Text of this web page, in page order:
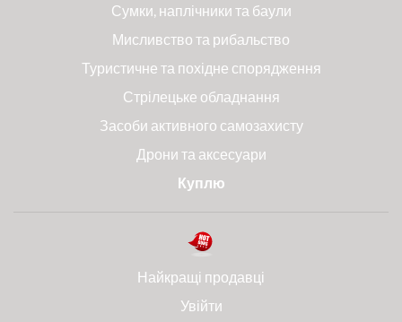
Сумки, наплічники та баули
Мисливство та рибальство
Туристичне та похідне спорядження
Стрілецьке обладнання
Засоби активного самозахисту
Дрони та аксесуари
Куплю
Найкращі продавці
Увійти